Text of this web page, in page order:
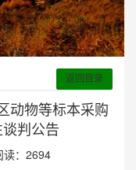
返回目录
动物等标本采购
谈判公告
读：2694